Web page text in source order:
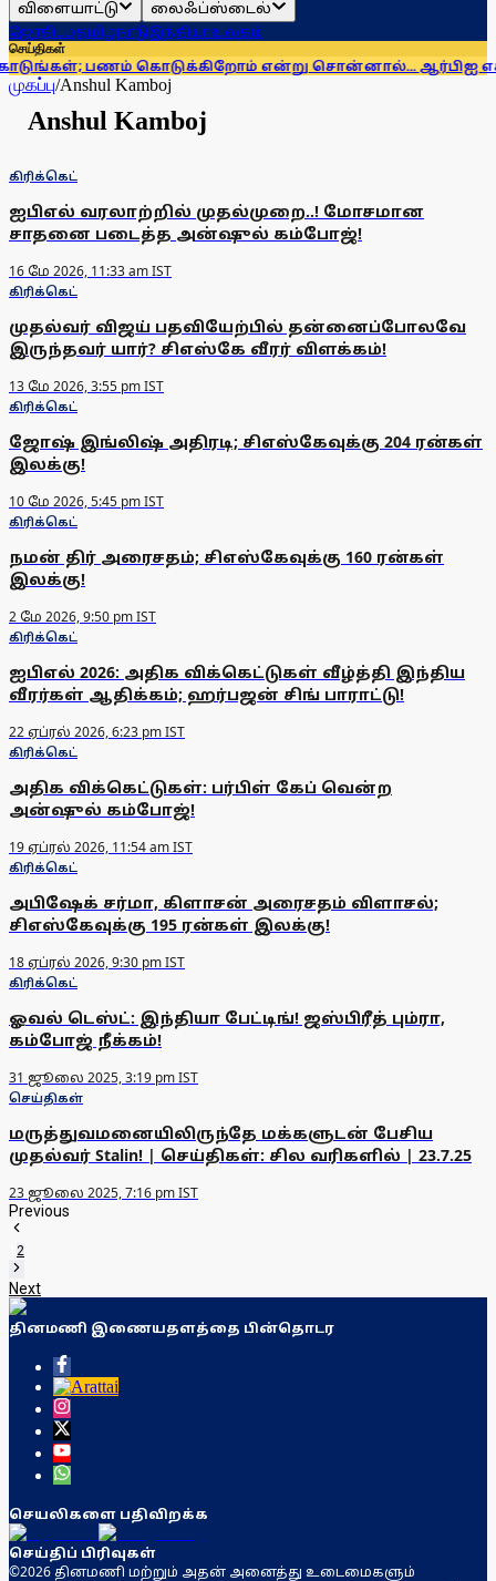
விளையாட்டு
லைஃப்ஸ்டைல்
ஜோதிடம்தமிழ்நாடுஇந்தியாஉலகம்
செய்திகள்
கொடுக்கிறோம் என்று சொன்னால்... ஆர்பிஐ எச்சரிக்கை
முகப்பு/Anshul Kamboj
Anshul Kamboj
கிரிக்கெட்
ஐபிஎல் வரலாற்றில் முதல்முறை..! மோசமான
சாதனை படைத்த அன்ஷுல் கம்போஜ்!
16 மே 2026, 11:33 am IST
கிரிக்கெட்
முதல்வர் விஜய் பதவியேற்பில் தன்னைப்போலவே
இருந்தவர் யார்? சிஎஸ்கே வீரர் விளக்கம்!
13 மே 2026, 3:55 pm IST
கிரிக்கெட்
ஜோஷ் இங்லிஷ் அதிரடி; சிஎஸ்கேவுக்கு 204 ரன்கள்
இலக்கு!
10 மே 2026, 5:45 pm IST
கிரிக்கெட்
நமன் திர் அரைசதம்; சிஎஸ்கேவுக்கு 160 ரன்கள்
இலக்கு!
2 மே 2026, 9:50 pm IST
கிரிக்கெட்
ஐபிஎல் 2026: அதிக விக்கெட்டுகள் வீழ்த்தி இந்திய
வீரர்கள் ஆதிக்கம்; ஹர்பஜன் சிங் பாராட்டு!
22 ஏப்ரல் 2026, 6:23 pm IST
கிரிக்கெட்
அதிக விக்கெட்டுகள்: பர்பிள் கேப் வென்ற
அன்ஷுல் கம்போஜ்!
19 ஏப்ரல் 2026, 11:54 am IST
கிரிக்கெட்
அபிஷேக் சர்மா, கிளாசன் அரைசதம் விளாசல்;
சிஎஸ்கேவுக்கு 195 ரன்கள் இலக்கு!
18 ஏப்ரல் 2026, 9:30 pm IST
கிரிக்கெட்
ஓவல் டெஸ்ட்: இந்தியா பேட்டிங்! ஜஸ்பிரீத் பும்ரா,
கம்போஜ் நீக்கம்!
31 ஜூலை 2025, 3:19 pm IST
செய்திகள்
மருத்துவமனையிலிருந்தே மக்களுடன் பேசிய
முதல்வர் Stalin! | செய்திகள்: சில வரிகளில் | 23.7.25
23 ஜூலை 2025, 7:16 pm IST
Previous
2
Next
தினமணி இணையதளத்தை பின்தொடர
செயலிகளை பதிவிறக்க
செய்திப் பிரிவுகள்
©2026 தினமணி மற்றும் அதன் அனைத்து உடைமைகளும்